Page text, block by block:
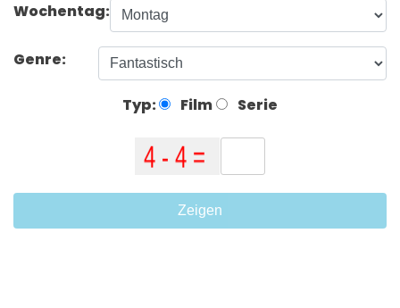
Wochentag:
Genre:
Typ: Film Serie
Zeigen